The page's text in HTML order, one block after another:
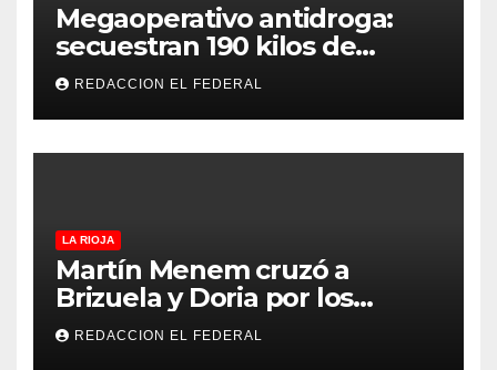
Megaoperativo antidroga:
secuestran 190 kilos de
marihuana que tenían como
destino La Rioja y Catamarca
REDACCION EL FEDERAL
LA RIOJA
Martín Menem cruzó a
Brizuela y Doria por los
incendios en Guanchín:
“Miente descaradamente”
REDACCION EL FEDERAL